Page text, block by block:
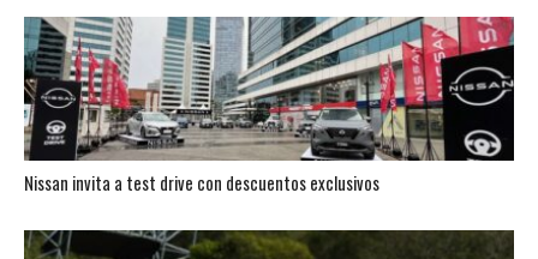
Nissan invita a test drive con descuentos exclusivos